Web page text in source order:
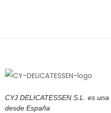
CYJ DELICATESSEN S.L. es
desde España